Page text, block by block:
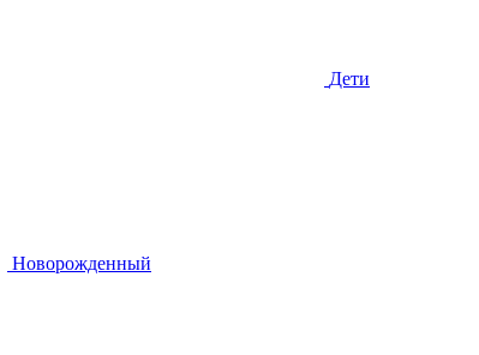
Дети
Новорожденный